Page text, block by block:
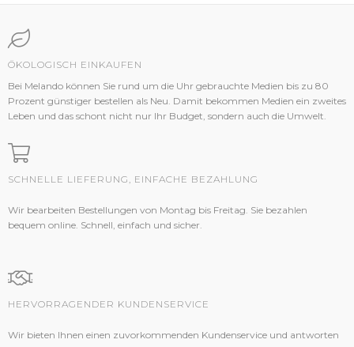
ÖKOLOGISCH EINKAUFEN
Bei Melando können Sie rund um die Uhr gebrauchte Medien bis zu 80
Prozent günstiger bestellen als Neu. Damit bekommen Medien ein zweites
Leben und das schont nicht nur Ihr Budget, sondern auch die Umwelt.
SCHNELLE LIEFERUNG, EINFACHE BEZAHLUNG
Wir bearbeiten Bestellungen von Montag bis Freitag. Sie bezahlen
bequem online. Schnell, einfach und sicher.
HERVORRAGENDER KUNDENSERVICE
Wir bieten Ihnen einen zuvorkommenden Kundenservice und antworten